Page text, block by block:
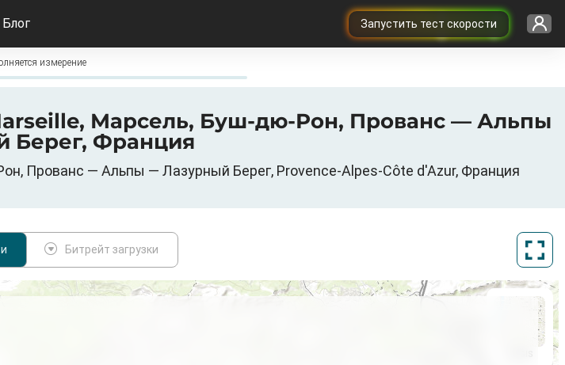
Запустить тест скорости
Блог
измерение
Марсель, Буш-дю-Рон, Прованс — Альпы
Берег, Франция
Прованс — Альпы — Лазурный Берег, Provence-Alpes-Côte d'Azur, Франция
Битрейт загрузки